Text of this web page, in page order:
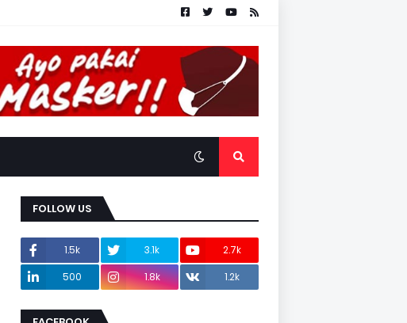
FOLLOW US
1.5k 3.1k
2.7k
500
1.8k 1.2k